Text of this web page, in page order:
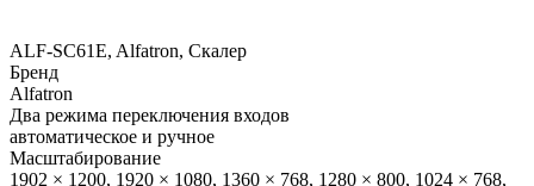
ALF-SC61E, Alfatron, Скалер
Бренд
Alfatron
Два режима переключения входов
автоматическое и ручное
Масштабирование
1902 × 1200, 1920 × 1080, 1360 × 768, 1280 × 800, 1024 × 768,